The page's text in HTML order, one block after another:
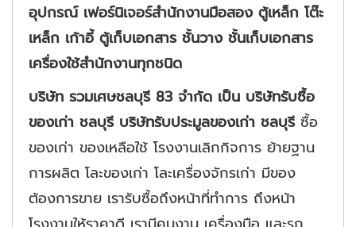
อุปกรณ์ เฟอร์นิเจอร์สำนักงานมือสอง ตู้เหล็ก โต๊ะ
เหล็ก เก้าอี้ ตู้เก็บเอกสาร ชั้นวาง ชั้นเก็บเอกสาร
เครื่องใช้สำนักงานทุกชนิด
บริษัท รวมเศษชลบุรี 83 จำกัด เป็น บริษัทรับซื้อ
ของเก่า ชลบุรี บริษัทรับประมูลของเก่า ชลบุรี ซื้อ
ของเก่า ของเหลือใช้ โรงงานเลิกกิจการ ย้ายฐาน
การผลิต โละของเก่า โละเครื่องจักรเก่า มีของ
ต้องการขาย เรารับซื้อถึงหน้าที่ทำการ ถึงหน้า